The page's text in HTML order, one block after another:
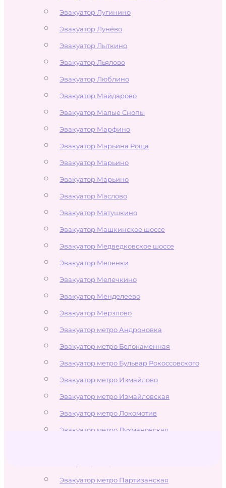
Эвакуатор Лугинино
Эвакуатор Лунёво
Эвакуатор Лыткино
Эвакуатор Льялово
Эвакуатор Люблино
Эвакуатор Майдарово
Эвакуатор Малые Снопы
Эвакуатор Марфино
Эвакуатор Марьина Роща
Эвакуатор Марьино
Эвакуатор Марьино
Эвакуатор Маслово
Эвакуатор Матушкино
Эвакуатор Машкинское шоссе
Эвакуатор Медведковское шоссе
Эвакуатор Меленки
Эвакуатор Мелечкино
Эвакуатор Менделеево
Эвакуатор Мерзлово
Эвакуатор метро Андроновка
Эвакуатор метро Белокаменная
Эвакуатор метро Бульвар Рокоссовского
Эвакуатор метро Измайлово
Эвакуатор метро Измайловская
Эвакуатор метро Локомотив
Эвакуатор метро Лухмановская
Эвакуатор метро Партизанская